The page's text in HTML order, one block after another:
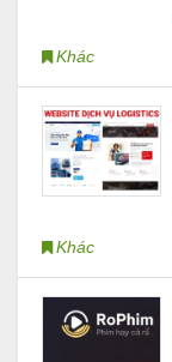
Khác
Khác